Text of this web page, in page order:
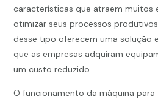
características que atraem muitos
otimizar seus processos
desse tipo oferecem uma solução
que as empresas adquiram
um custo reduzido.
O funcionamento da máquina